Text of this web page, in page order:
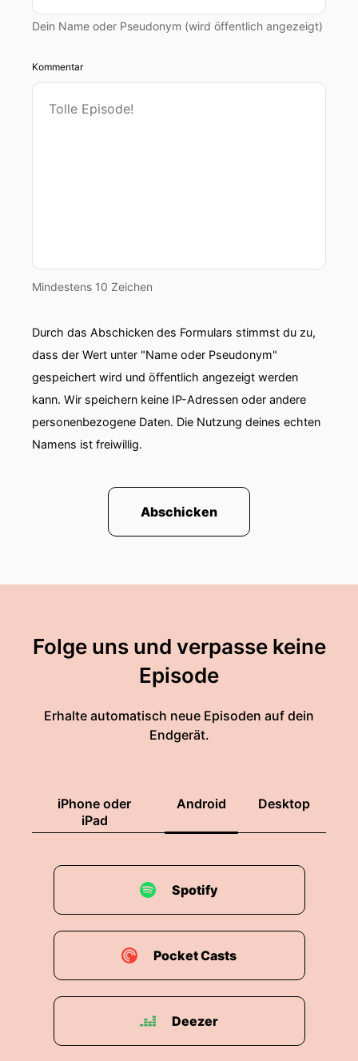
Dein Name oder Pseudonym (wird öffentlich angezeigt)
Kommentar
Mindestens 10 Zeichen
Durch das Abschicken des Formulars stimmst du zu,
dass der Wert unter "Name oder Pseudonym"
gespeichert wird und öffentlich angezeigt werden
kann. Wir speichern keine IP-Adressen oder andere
personenbezogene Daten. Die Nutzung deines echten
Namens ist freiwillig.
Abschicken
Folge uns und verpasse keine
Episode
Erhalte automatisch neue Episoden auf dein
Endgerät.
iPhone oder
iPad
Android Desktop
Spotify
Pocket Casts
Deezer